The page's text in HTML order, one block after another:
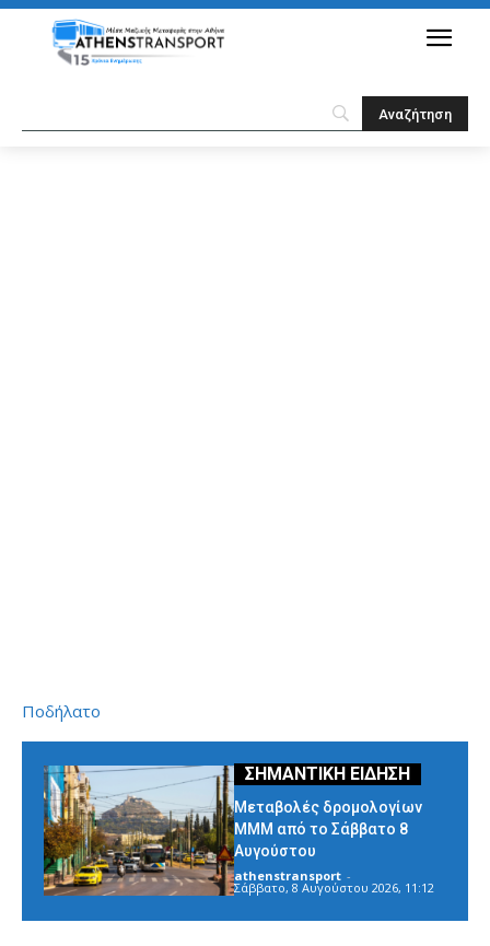
Ποδήλατο
Μεταβολές δρομολογίων
ΜΜΜ από το Σάββατο 8
Αυγούστου
athenstransport -
Σάββατο, 8 Αυγούστου 2026, 11:12